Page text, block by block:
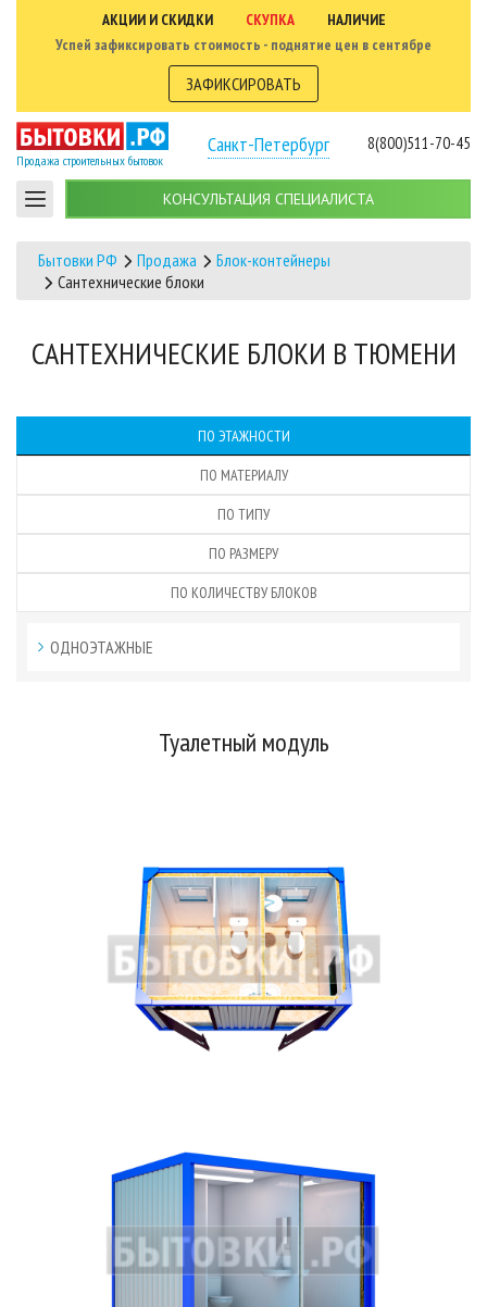
АКЦИИ И СКИДКИ СКУПКА
НАЛИЧИЕ
Успей зафиксировать стоимость - поднятие цен в сентябре
ЗАФИКСИРОВАТЬ
Продажа строительных бытовок
Санкт-Петербург 8(800)511-70-45
КОНСУЛЬТАЦИЯ СПЕЦИАЛИСТА
Бытовки РФ Продажа
Блок-контейнеры
Сантехнические блоки
САНТЕХНИЧЕСКИЕ БЛОКИ В ТЮМЕНИ
ПО ЭТАЖНОСТИ
ПО МАТЕРИАЛУ
ПО ТИПУ
ПО РАЗМЕРУ
ПО КОЛИЧЕСТВУ БЛОКОВ
ОДНОЭТАЖНЫЕ
Туалетный модуль